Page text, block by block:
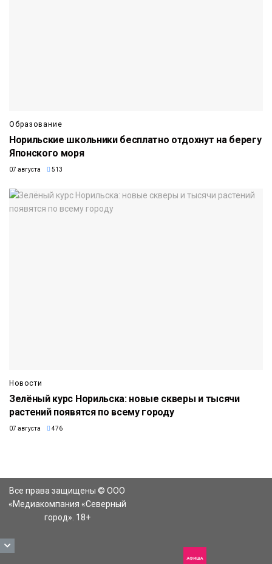
Образование
Норильские школьники бесплатно отдохнут на берегу
Японского моря
07 августа 513
Новости
Зелёный курс Норильска: новые скверы и тысячи
растений появятся по всему городу
07 августа 476
Все права защищены © ООО
«Медиакомпания «Северный
город». 18+